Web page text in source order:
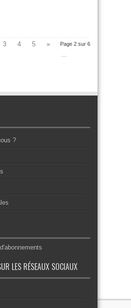
Page 2 sur 6
3 4 5
»
...
?
LES RÉSEAUX SOCIAUX